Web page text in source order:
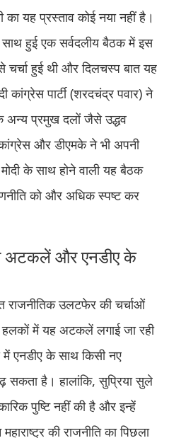
का यह प्रस्ताव कोई नया नहीं है।
हुई एक सर्वदलीय बैठक में इस
चर्चा हुई थी और दिलचस्प बात यह
कांग्रेस पार्टी (शरदचंद्र पवार) ने
अन्य प्रमुख दलों जैसे उद्धव
और डीएमके ने भी अपनी
के साथ होने वाली यह बैठक
को और अधिक स्पष्ट कर
अटकलें और एनडीए के
राजनीतिक उलटफेर की चर्चाओं
हलकों में यह अटकलें लगाई जा रही
में एनडीए के साथ किसी नए
सकता है। हालांकि, सुप्रिया सुले
पुष्टि नहीं की है और इन्हें
की राजनीति का पिछला